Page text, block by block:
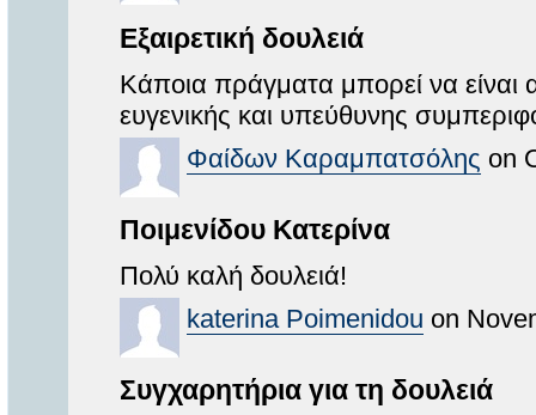
Εξαιρετική δουλειά
Κάποια πράγματα μπορεί να είναι
ευγενικής και υπεύθυνης
Φαίδων Καραμπατσόλης on
Ποιμενίδου Κατερίνα
Πολύ καλή δουλειά!
katerina Poimenidou on
Συγχαρητήρια για τη δουλειά